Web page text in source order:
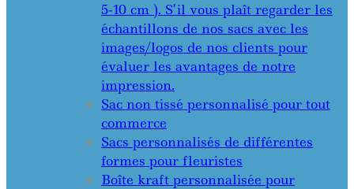
5-10 cm ). S’il vous plaît regarder les
échantillons de nos sacs avec les
images/logos de nos clients pour
évaluer les avantages de notre
impression.
Sac non tissé personnalisé pour tout
commerce
Sacs personnalisés de différentes
formes pour fleuristes
Boîte kraft personnalisée pour